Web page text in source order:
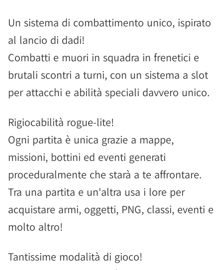
Un sistema di combattimento unico, ispirato
al lancio di dadi!
Combatti e muori in squadra in frenetici e
brutali scontri a turni, con un sistema a slot
per attacchi e abilità speciali davvero unico.
Rigiocabilità rogue-lite!
Ogni partita è unica grazie a mappe,
missioni, bottini ed eventi generati
proceduralmente che starà a te affrontare.
Tra una partita e un'altra usa i lore per
acquistare armi, oggetti, PNG, classi, eventi e
molto altro!
Tantissime modalità di gioco!